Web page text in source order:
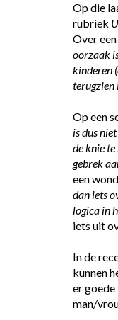
Op die
rubriek
Over
oorzaak
kinderen
terugzien
Op een
is dus
de knie
gebrek
een
dan iets
logica in
iets uit
In de
kunnen
er
man/